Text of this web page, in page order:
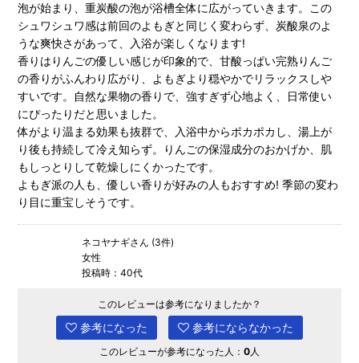
泡が始まり、重炭酸の泡が浴槽全体に広がっていきます。この
シュワシュワ感は前回のよもぎと同じく変わらず、炭酸泉のよ
うな爽快さがあって、入浴が楽しくなります!
香りはりんごの優しい感じが印象的で、甘酸っぱい完熟りんご
の香りがふんわり広がり、よもぎより穏やかでリラックスしや
すいです。自然な果物の香りで、強すぎず心地よく、日常使い
にぴったりだと思いました。
体がより温まる効果も抜群で、入浴中からポカポカし、湯上が
り後も持続して冷え知らず。りんごの保湿成分のおかげか、肌
もしっとりして乾燥しにくかったです。
よもぎ派の人も、優しい香りが好みの人もおすすめ! 季節の変わ
り目に重宝しそうです。
ネコヤナギさん (3件)
女性
投稿時：40代
このレビューは参考になりましたか？
参考になった 参考にならなかった
このレビューが参考になった人： 0人